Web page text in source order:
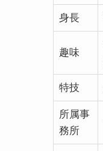
身長
趣味
特技
所属事
務所